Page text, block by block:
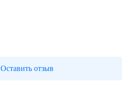
Оставить отзыв